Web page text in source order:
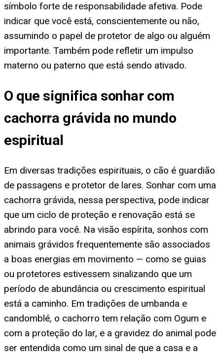
símbolo forte de responsabilidade afetiva. Pode
indicar que você está, conscientemente ou não,
assumindo o papel de protetor de algo ou alguém
importante. Também pode refletir um impulso
materno ou paterno que está sendo ativado.
O que significa sonhar com
cachorra grávida no mundo
espiritual
Em diversas tradições espirituais, o cão é guardião
de passagens e protetor de lares. Sonhar com uma
cachorra grávida, nessa perspectiva, pode indicar
que um ciclo de proteção e renovação está se
abrindo para você. Na visão espírita, sonhos com
animais grávidos frequentemente são associados
a boas energias em movimento — como se guias
ou protetores estivessem sinalizando que um
período de abundância ou crescimento espiritual
está a caminho. Em tradições de umbanda e
candomblé, o cachorro tem relação com Ogum e
com a proteção do lar, e a gravidez do animal pode
ser entendida como um sinal de que a casa e a